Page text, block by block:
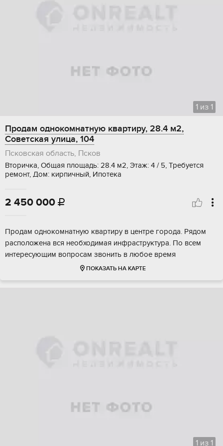
1 из 1
Продам однокомнатную квартиру, 28.4 м2,
Советская улица, 104
Псковская область, Псков
Вторичка, Общая площадь: 28.4 м2, Этаж: 4 / 5, Требуется
ремонт, Дом: кирпичный, Ипотека
2 450 000 
Продам однокомнатную квартиру в центре города. Рядом
расположена вся необходимая инфраструктура. По всем
интересующим вопросам звонить в любое время
ПОКАЗАТЬ НА КАРТЕ
1 из 1